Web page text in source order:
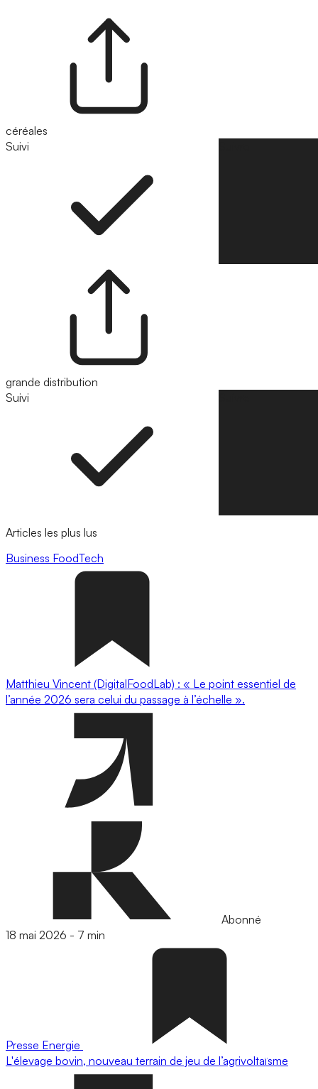
céréales
Suivi
grande distribution
Suivi
Articles les plus lus
Business FoodTech
Matthieu Vincent (DigitalFoodLab) : « Le point essentiel de
l’année 2026 sera celui du passage à l’échelle ».
Abonné
18 mai 2026 - 7 min
Presse Energie
L'élevage bovin, nouveau terrain de jeu de l’agrivoltaïsme